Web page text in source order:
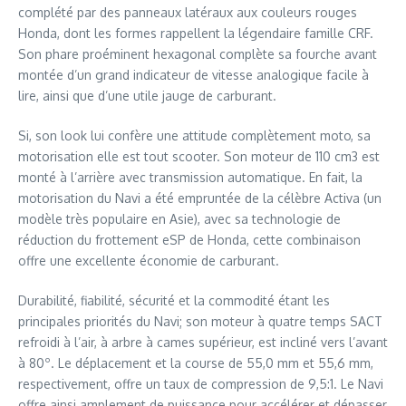
complété par des panneaux latéraux aux couleurs rouges
Honda, dont les formes rappellent la légendaire famille CRF.
Son phare proéminent hexagonal complète sa fourche avant
montée d’un grand indicateur de vitesse analogique facile à
lire, ainsi que d’une utile jauge de carburant.
Si, son look lui confère une attitude complètement moto, sa
motorisation elle est tout scooter. Son moteur de 110 cm3 est
monté à l’arrière avec transmission automatique. En fait, la
motorisation du Navi a été empruntée de la célèbre Activa (un
modèle très populaire en Asie), avec sa technologie de
réduction du frottement eSP de Honda, cette combinaison
offre une excellente économie de carburant.
Durabilité, fiabilité, sécurité et la commodité étant les
principales priorités du Navi; son moteur à quatre temps SACT
refroidi à l’air, à arbre à cames supérieur, est incliné vers l’avant
à 80º. Le déplacement et la course de 55,0 mm et 55,6 mm,
respectivement, offre un taux de compression de 9,5:1. Le Navi